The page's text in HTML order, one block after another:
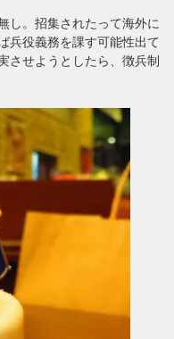
し。招集されたって海外に
兵役義務を課す可能性出て
させようとしたら、徴兵制